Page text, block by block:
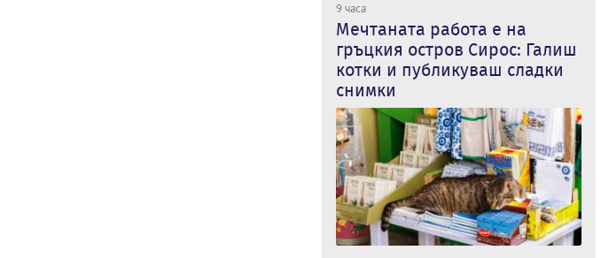
9 часа
Мечтаната работа е на
гръцкия остров Сирос: Галиш
котки и публикуваш сладки
снимки